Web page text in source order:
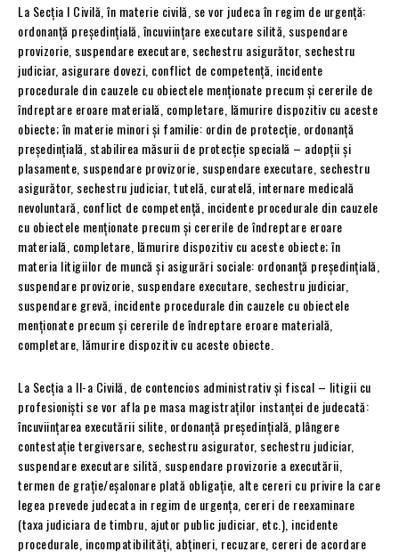
La Secţia I Civilă, în materie civilă, se vor judeca în regim de urgență:
ordonanţă preşedinţială, încuviinţare executare silită, suspendare
provizorie, suspendare executare, sechestru asigurător, sechestru
judiciar, asigurare dovezi, conflict de competenţă, incidente
procedurale din cauzele cu obiectele menţionate precum şi cererile de
îndreptare eroare materială, completare, lămurire dispozitiv cu aceste
obiecte; în materie minori şi familie: ordin de protecţie, ordonanţă
preşedinţială, stabilirea măsurii de protecţie specială – adopţii şi
plasamente, suspendare provizorie, suspendare executare, sechestru
asigurător, sechestru judiciar, tutelă, curatelă, internare medicală
nevoluntară, conflict de competenţă, incidente procedurale din cauzele
cu obiectele menţionate precum şi cererile de îndreptare eroare
materială, completare, lămurire dispozitiv cu aceste obiecte; în
materia litigiilor de muncă şi asigurări sociale: ordonanţă preşedinţială,
suspendare provizorie, suspendare executare, sechestru judiciar,
suspendare grevă, incidente procedurale din cauzele cu obiectele
menţionate precum şi cererile de îndreptare eroare materială,
completare, lămurire dispozitiv cu aceste obiecte.
La Secţia a II-a Civilă, de contencios administrativ şi fiscal – litigii cu
profesionişti se vor afla pe masa magistraților instanței de judecată:
încuviinţarea executării silite, ordonanţă preşedinţială, plângere
contestaţie tergiversare, sechestru asigurator, sechestru judiciar,
suspendare executare silită, suspendare provizorie a executării,
termen de graţie/eşalonare plată obligaţie, alte cereri cu privire la care
legea prevede judecata in regim de urgenţa, cereri de reexaminare
(taxa judiciara de timbru, ajutor public judiciar, etc.), incidente
procedurale, incompatibilități, abțineri, recuzare, cereri de acordare